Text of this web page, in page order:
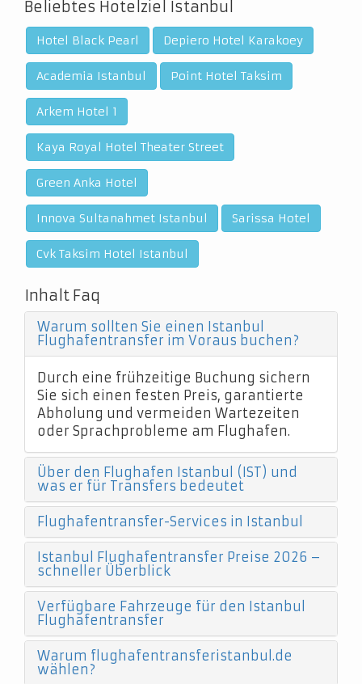
Beliebtes Hotelziel Istanbul
Hotel Black Pearl Depiero Hotel Karakoey
Academia Istanbul Point Hotel Taksim
Arkem Hotel 1
Kaya Royal Hotel Theater Street
Green Anka Hotel
Innova Sultanahmet Istanbul Sarissa Hotel
Cvk Taksim Hotel Istanbul
Inhalt Faq
Warum sollten Sie einen Istanbul
Flughafentransfer im Voraus buchen?
Durch eine frühzeitige Buchung sichern
Sie sich einen festen Preis, garantierte
Abholung und vermeiden Wartezeiten
oder Sprachprobleme am Flughafen.
Über den Flughafen Istanbul (IST) und
was er für Transfers bedeutet
Flughafentransfer-Services in Istanbul
Istanbul Flughafentransfer Preise 2026 –
schneller Überblick
Verfügbare Fahrzeuge für den Istanbul
Flughafentransfer
Warum flughafentransferistanbul.de
wählen?